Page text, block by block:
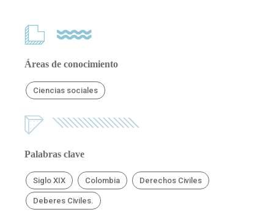
Áreas de conocimiento
Ciencias sociales
Palabras clave
Siglo XIX Colombia Derechos Civiles
Deberes Civiles.